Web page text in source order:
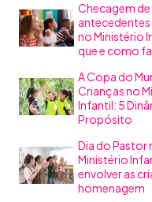
Checagem de
antecedentes
no Ministério
que e como
A Copa do
Crianças no
Infantil: 5
Propósito
Dia do Pastor
Ministério
envolver as
homenagem